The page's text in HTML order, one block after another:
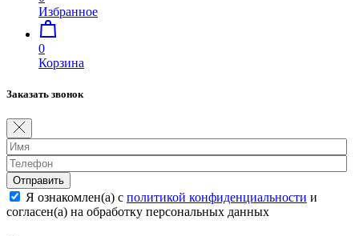
Избранное
0
Корзина
Заказать звонок
Отправить
Я ознакомлен(а) с политикой конфиденциальности и
согласен(а) на обработку персональных данных